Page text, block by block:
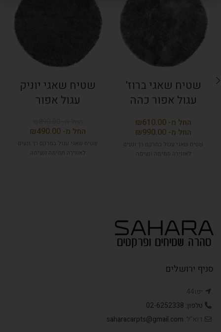
שטיח שאגי ברוז'
עגול אפור כהה
₪
₪
שטיח שאגי עגול במרקם רך ונעים
לאווירה חמימה ונעימה
שטיח שאגי יוניק
עגול אפור
₪490.00
שטיח שאגי עגול במרקם רך ונעים
לאווירה חמימה ונעימה
סניף ירושלים
יפו44
טלפון: 02-6252338
דוא"ל: saharacarpts@gmail.com